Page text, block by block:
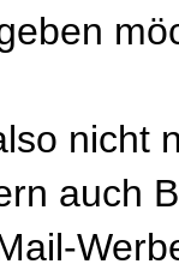
nicht
auch